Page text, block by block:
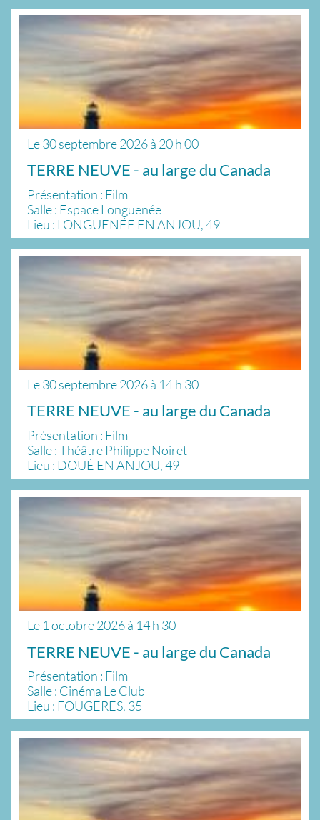
Le30 septembre 2026à 20 h 00
TERRE NEUVE - au large du Canada
Présentation : Film
Salle : Espace Longuenée
Lieu : LONGUENÉE EN ANJOU, 49
Le30 septembre 2026à 14 h 30
TERRE NEUVE - au large du Canada
Présentation : Film
Salle : Théâtre Philippe Noiret
Lieu : DOUÉ EN ANJOU, 49
Le 1 octobre 2026à 14 h 30
TERRE NEUVE - au large du Canada
Présentation : Film
Salle : Cinéma Le Club
Lieu : FOUGERES, 35